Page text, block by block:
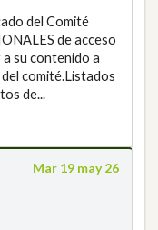
del Comité
de acceso
su contenido a
comité.Listados
de...
Mar 19 may 26